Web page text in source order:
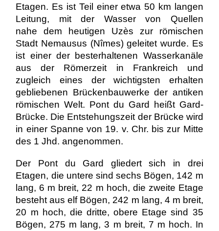
Etagen. Es ist Teil einer etwa 50 km langen
Leitung, mit der Wasser von Quellen
nahe dem heutigen Uzès zur römischen
Stadt Nemausus (Nîmes) geleitet wurde. Es
ist einer der besterhaltenen Wasserkanäle
aus der Römerzeit in Frankreich und
zugleich eines der wichtigsten erhalten
gebliebenen Brückenbauwerke der antiken
römischen Welt. Pont du Gard heißt Gard-
Brücke. Die Entstehungszeit der Brücke wird
in einer Spanne von 19. v. Chr. bis zur Mitte
des 1 Jhd. angenommen.
Der Pont du Gard gliedert sich in drei
Etagen, die untere sind sechs Bögen, 142 m
lang, 6 m breit, 22 m hoch, die zweite Etage
besteht aus elf Bögen, 242 m lang, 4 m breit,
20 m hoch, die dritte, obere Etage sind 35
Bögen, 275 m lang, 3 m breit, 7 m hoch. In